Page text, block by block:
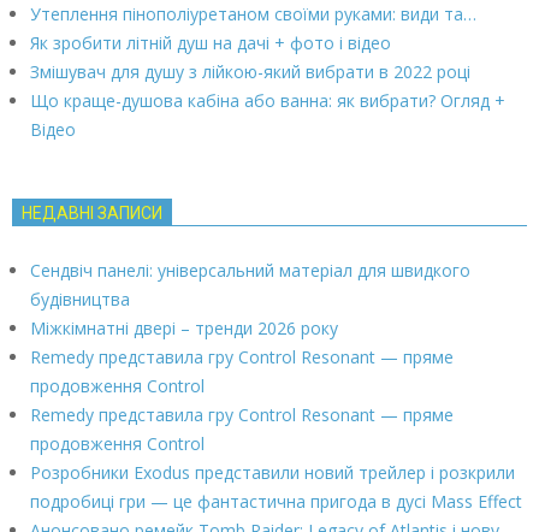
Утеплення пінополіуретаном своїми руками: види та…
Як зробити літній душ на дачі + фото і відео
Змішувач для душу з лійкою-який вибрати в 2022 році
Що краще-душова кабіна або ванна: як вибрати? Огляд +
Відео
НЕДАВНІ ЗАПИСИ
Сендвіч панелі: універсальний матеріал для швидкого
будівництва
Міжкімнатні двері – тренди 2026 року
Remedy представила гру Control Resonant — пряме
продовження Control
Remedy представила гру Control Resonant — пряме
продовження Control
Розробники Exodus представили новий трейлер і розкрили
подробиці гри — це фантастична пригода в дусі Mass Effect